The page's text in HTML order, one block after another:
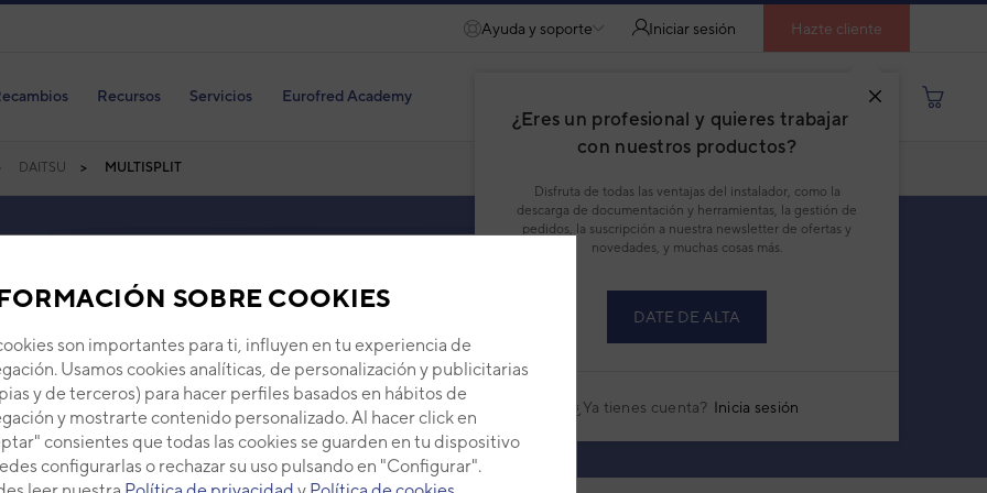
SOBRE COOKIES
son importantes para ti, influyen en tu experiencia de
Usamos cookies analíticas, de personalización y publicitarias
y de terceros) para hacer perfiles basados en hábitos de
y mostrarte contenido personalizado. Al hacer click en
consientes que todas las cookies se guarden en tu dispositivo
configurarlas o rechazar su uso pulsando en "Configurar".
Ayuda y soporte Iniciar sesión
¿Eres un profesional y quieres trabajar
con nuestros productos?
Disfruta de todas las ventajas del instalador, como la
descarga de documentación y herramientas, la gestión de
pedidos, la suscripción a nuestra newsletter de ofertas y
novedades, y muchas cosas más.
DATE DE ALTA
¿Ya tienes cuenta? Inicia sesión
Hazte cliente
Recursos Servicios Eurofred Academy
DAITSU MULTISPLIT
Daitsu son ideales para controlar la temperatura de
Estos sistemas de climatización Multisplit de Daitsu
diseños y su capacidad de cubrir más